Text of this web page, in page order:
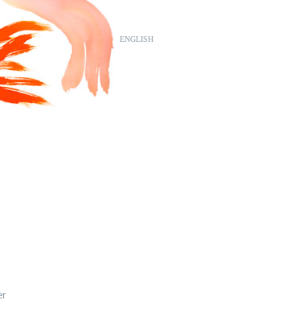
ENGLISH